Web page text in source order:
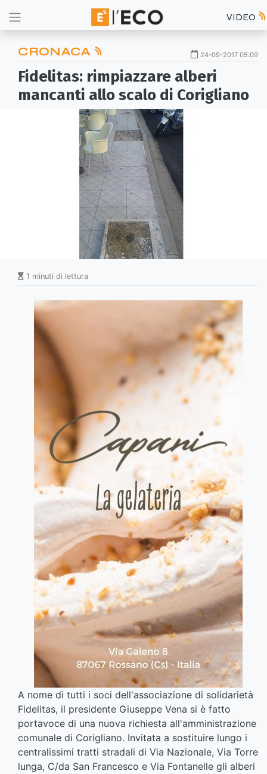
VIDEO
CRONACA 24-09-2017 05:09
Fidelitas: rimpiazzare alberi
mancanti allo scalo di Corigliano
1 minuti di lettura
A nome di tutti i soci dell'associazione di solidarietà
Fidelitas, il presidente Giuseppe Vena si è fatto
portavoce di una nuova richiesta all'amministrazione
comunale di Corigliano. Invitata a sostituire lungo i
centralissimi tratti stradali di Via Nazionale, Via Torre
lunga, C/da San Francesco e Via Fontanelle gli alberi